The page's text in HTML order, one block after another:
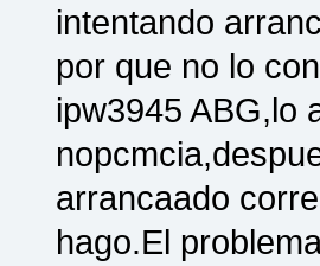
intentando
por que no lo
ipw3945 ABG,lo
arrancaado
hago.El